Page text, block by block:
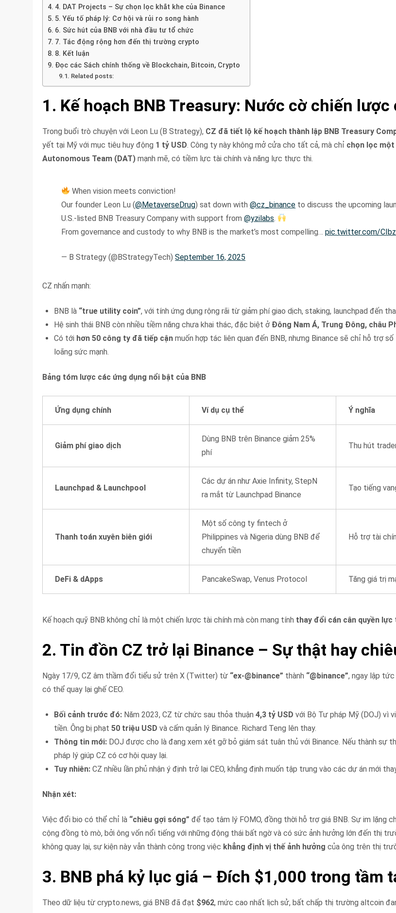
4. DAT Projects – Sự chọn lọc khắt khe của Binance
5. Yếu tố pháp lý: Cơ hội và rủi ro song hành
6. Sức hút của BNB với nhà đầu tư tổ chức
7. Tác động rộng hơn đến thị trường crypto
8. Kết luận
Đọc các Sách chính thống về Blockchain, Bitcoin, Crypto
Related posts:
1. Kế hoạch BNB Treasury: Nước cờ chiến lược
Trong buổi trò chuyện với Leon Lu (B Strategy), CZ đã tiết lộ kế hoạch thành lập BNB Treasury
yết tại Mỹ với mục tiêu huy động 1 tỷ USD. Công ty này không mở cửa cho tất cả, mà chỉ chọn lọc
Autonomous Team (DAT) mạnh mẽ, có tiềm lực tài chính và năng lực thực thi.
When vision meets conviction!
Our founder Leon Lu (@MetaverseDrug) sat down with@cz_binance to discuss the upcoming
U.S.-listed BNB Treasury Company with support from@yzilabs.
From governance and custody to why BNB is the market’s most compelling…pic.twitter.com/
— B Strategy (@BStrategyTech)September 16, 2025
CZ nhấn mạnh:
BNB là “true utility coin”, với tính ứng dụng rộng rãi từ giảm phí giao dịch, staking, launchpad đến
Hệ sinh thái BNB còn nhiều tiềm năng chưa khai thác, đặc biệt ở Đông Nam Á, Trung Đông, châu
Có tới hơn 50 công ty đã tiếp cận muốn hợp tác liên quan đến BNB, nhưng Binance sẽ chỉ hỗ trợ số
loãng sức mạnh.
Bảng tóm lược các ứng dụng nổi bật của BNB
Ứng dụng chính Ví dụ cụ thể Ý nghĩa
Giảm phí giao dịch
Dùng BNB trên Binance giảm 25%
phí
Thu hút
Launchpad & Launchpool
Các dự án như Axie Infinity, StepN
ra mắt từ Launchpad Binance
Tạo tiếng
Thanh toán xuyên biên giới
Một số công ty fintech ở
Philippines và Nigeria dùng BNB để
chuyển tiền
Hỗ trợ tài
DeFi & dApps PancakeSwap, Venus Protocol Tăng giá trị
Kế hoạch quỹ BNB không chỉ là một chiến lược tài chính mà còn mang tính thay đổi cán cân quyền lực
2. Tin đồn CZ trở lại Binance – Sự thật hay
Ngày 17/9, CZ âm thầm đổi tiểu sử trên X (Twitter) từ “ex-@binance” thành “@binance”, ngay lập
có thể quay lại ghế CEO.
Bối cảnh trước đó: Năm 2023, CZ từ chức sau thỏa thuận4,3 tỷ USD với Bộ Tư pháp Mỹ (DOJ) vì
tiền. Ông bị phạt50 triệu USD và cấm quản lý Binance. Richard Teng lên thay.
Thông tin mới: DOJ được cho là đang xem xét gỡ bỏ giám sát tuân thủ với Binance. Nếu thành sự
pháp lý giúp CZ có cơ hội quay lại.
Tuy nhiên: CZ nhiều lần phủ nhận ý định trở lại CEO, khẳng định muốn tập trung vào các dự án mới
Nhận xét:
Việc đổi bio có thể chỉ là “chiêu gợi sóng” để tạo tâm lý FOMO, đồng thời hỗ trợ giá BNB. Sự im lặng
cộng đồng tò mò, bởi ông vốn nổi tiếng với những động thái bất ngờ và có sức ảnh hưởng lớn đến thị
không quay lại, sự kiện này vẫn thành công trong việc khẳng định vị thế ảnh hưởng của ông trên thị
3. BNB phá kỷ lục giá – Đích $1,000 trong tầm
Theo dữ liệu từ crypto.news, giá BNB đã đạt $962, mức cao nhất lịch sử, bất chấp thị trường altcoin